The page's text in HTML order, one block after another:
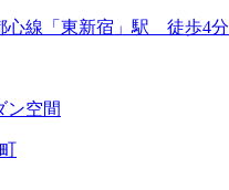
心線「東新宿」駅 徒歩4分
ン空間